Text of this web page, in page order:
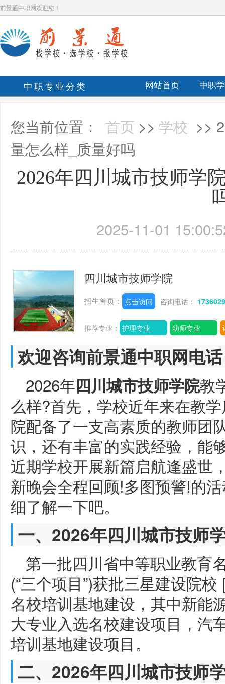
前景通中职网欢迎您！
中职专业分类 网站首页 中职
您当前位置： 首页 >> 学校 >>
量怎么样_质量好吗
2026年四川城市技师学
2025-11-01
四川城市技师学院
招生首页： 点击访问 咨询电话：
推荐专业： 护理专业 幼师专业
欢迎咨询前景通中职网电
2026年四川城市技师学院教
么样?首先，学校近年来在教
院配备了一支高素质的教师团
识，还有丰富的实践经验，能
近期学校开展新篇启航逢盛世
新晚会全程回顾!多图预警!的
细了解一下吧。
一、2026年四川城市技师
第一批四川省中等职业教育
(“三个项目”)获批三星建设院
名校培训基地建设，其中新能
大专业入选名校建设项目，汽
培训基地建设项目。
二、2026年四川城市技师